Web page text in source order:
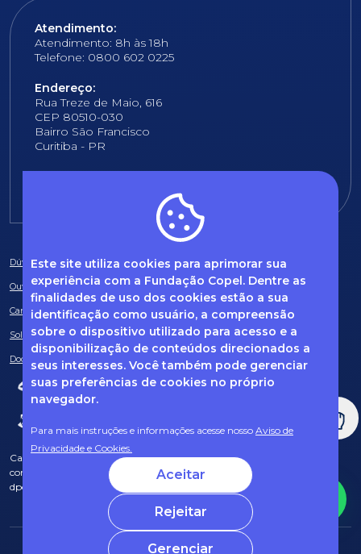
Este site utiliza cookies para aprimorar sua
experiência com a Fundação Copel. Dentre as
finalidades de uso dos cookies estão a sua
identificação como usuário, a compreensão
sobre o dispositivo utilizado para acesso e a
disponibilização de conteúdos direcionados a
seus interesses. Você também pode gerenciar
suas preferências de cookies no próprio
navegador.
Para mais instruções e informações acesse nosso Aviso de
Privacidade e Cookies.
Aceitar
Rejeitar
Gerenciar
Atendimento:
Atendimento: 8h às 18h
Telefone: 0800 602 0225
Endereço:
Rua Treze de Maio, 616
CEP 80510-030
Bairro São Francisco
Curitiba - PR
Dúvidas frequentes
Ouvidoria
Canal de Denúncias
Solicitação de informações
Documentos obrigatórios
Caso tenha dúvidas sobre Privacidade de Dados e LGPD, entre em
contato com o nosso DPO (encarregado de dados) via e-mail:
dpo@fcopel.org.br
© 2025 Fundação Copel Todos os direitos reservados